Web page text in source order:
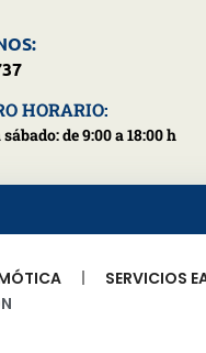
HORARIO:
de 9:00 a 18:00 h
| SERVICIOS